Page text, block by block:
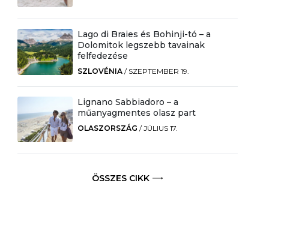
Lago di Braies és Bohinji-tó – a
Dolomitok legszebb tavainak
felfedezése
SZLOVÉNIA / SZEPTEMBER 19.
Lignano Sabbiadoro – a
műanyagmentes olasz part
OLASZORSZÁG /JÚLIUS 17.
ÖSSZES CIKK